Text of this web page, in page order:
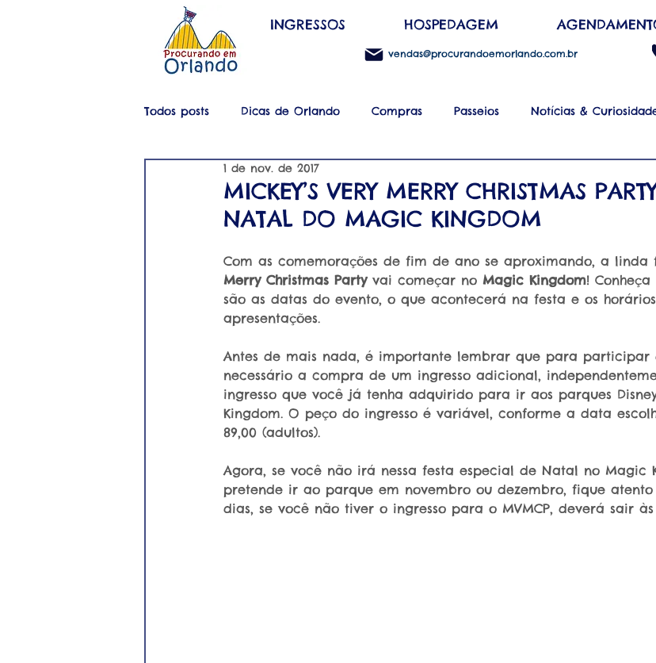
vendas@procurandoemorlando.com.br
INGRESSOS HOSPEDAGEM
Todos posts Dicas de Orlando Compras Passeios Notícias &
MICKEY’S VERY MERRY CHRISTMAS
NATAL DO MAGIC KINGDOM
1 de nov. de 2017
Com as comemorações de fim de ano se aproximando, a linda
Merry Christmas Party vai começar no Magic Kingdom!
são as datas do evento, o que acontecerá na festa e os
apresentações.
Antes de mais nada, é importante lembrar que para participar
necessário a compra de um ingresso adicional,
ingresso que você já tenha adquirido para ir aos parques
Kingdom. O peço do ingresso é variável, conforme a data
89,00 (adultos).
Agora, se você não irá nessa festa especial de Natal no Magic
pretende ir ao parque em novembro ou dezembro, fique atento
dias, se você não tiver o ingresso para o MVMCP, deverá sair às